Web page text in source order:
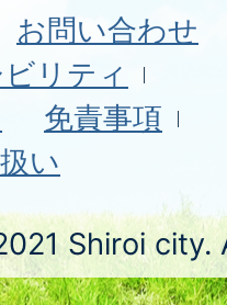
お問い合わせ
リティ
免責事項
い
Shiroi city.